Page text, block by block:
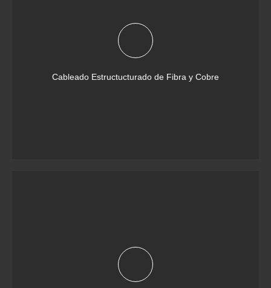
Cableado Estructucturado de Fibra y Cobre